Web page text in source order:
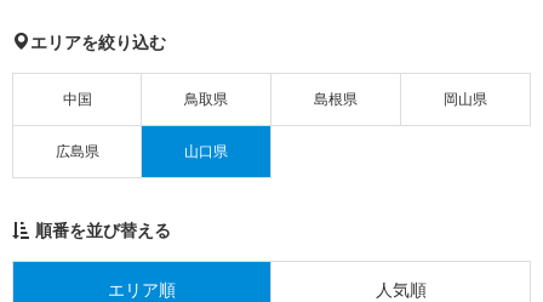
エリアを絞り込む
中国 鳥取県 島根県 岡山県
広島県 山口県
順番を並び替える
エリア順 人気順